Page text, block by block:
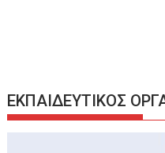
ΕΚΠΑΙΔΕΥΤΙΚΟΣ